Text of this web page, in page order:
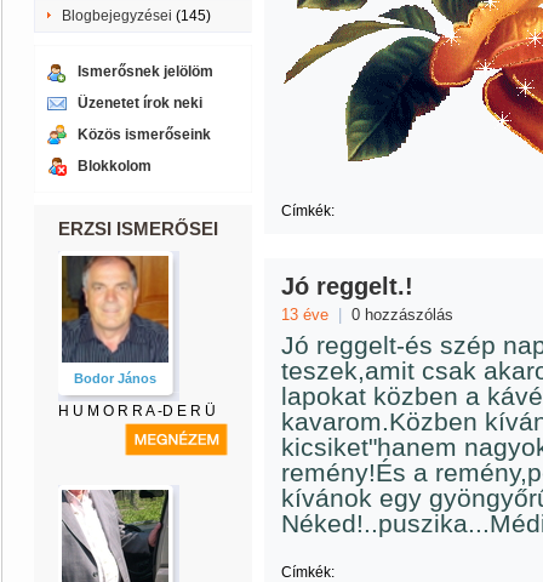
Blogbejegyzései (145)
Ismerősnek jelölöm
Üzenetet írok neki
Közös ismerőseink
Blokkolom
ERZSI ISMERŐSEI
Bodor János
H U M O R R A -D E R Ü
Címkék:
Jó reggelt.!
13 éve 0 hozzászólás
Jó reggelt-és szép
teszek,amit csak
lapokat közben a
kavarom.Közben
kicsiket"hanem
remény!És a
kívánok egy
Címkék: